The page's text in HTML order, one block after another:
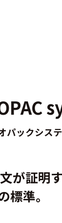
パックシス
が証明す
標準。